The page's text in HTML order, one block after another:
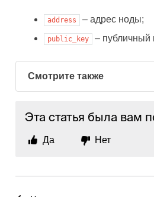
address – адрес ноды;
public_key – публичный
Смотрите также
Эта статья была вам
Да Нет